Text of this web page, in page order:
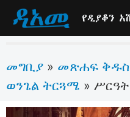
የዲያቆን
መግቢያ » መጽሐፍ ቅዱስ
ወንጌል ትርጓሜ » ሥርዓት